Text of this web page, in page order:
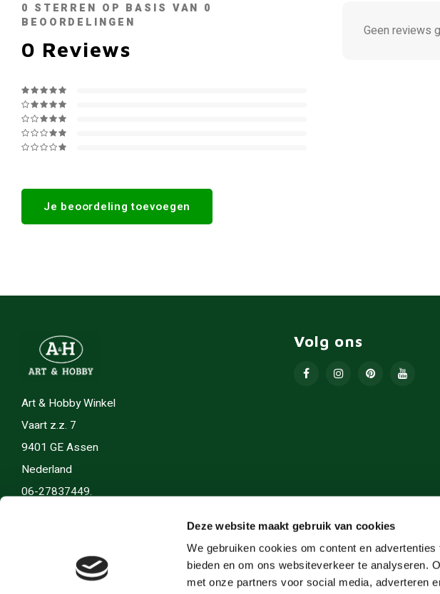
Deze website maakt gebruik van cookies
We gebruiken cookies om content en
bieden en om ons websiteverkeer te analyseren.
met onze partners voor social media, adverteren
0 STERREN OP BASIS VAN 0
BEOORDELINGEN
0 Reviews
Je beoordeling toevoegen
Geen reviews
Art & Hobby Winkel
Vaart z.z. 7
9401 GE Assen
Nederland
06-27837449.
Volg ons